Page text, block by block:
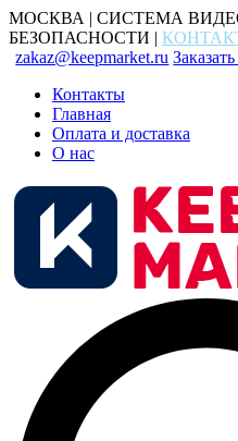
МОСКВА | СИСТЕМА
БЕЗОПАСНОСТИ |
zakaz@keepmarket.ru
Контакты
Главная
Оплата и доставка
О нас